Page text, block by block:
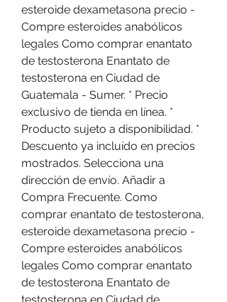
esteroide dexametasona precio -
Compre esteroides anabólicos
legales Como comprar enantato
de testosterona Enantato de
testosterona en Ciudad de
Guatemala - Sumer. * Precio
exclusivo de tienda en línea. *
Producto sujeto a disponibilidad. *
Descuento ya incluído en precios
mostrados. Selecciona una
dirección de envío. Añadir a
Compra Frecuente. Como
comprar enantato de testosterona,
esteroide dexametasona precio -
Compre esteroides anabólicos
legales Como comprar enantato
de testosterona Enantato de